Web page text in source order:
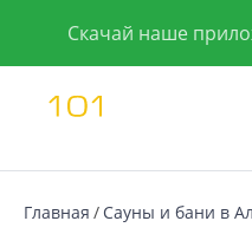
Скачай наше
Главная Сауны и бани в